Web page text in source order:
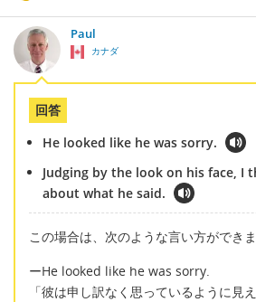
Paul
カナダ
回答
He looked like he was sorry.
Judging by the look on his face, I
about what he said.
この場合は、次のような言い方ができま
ーHe looked like he was sorry.
「彼は申し訳なく思っているように見